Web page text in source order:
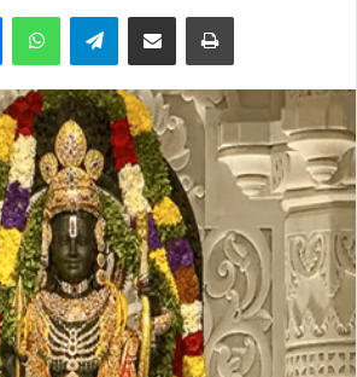
MessengerWhatsAppTelegramShare via Email Print